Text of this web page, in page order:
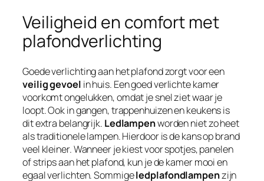
Veiligheid en comfort met
plafondverlichting
Goede verlichting aan het plafond zorgt voor een
veilig gevoel in huis. Een goed verlichte kamer
voorkomt ongelukken, omdat je snel ziet waar je
loopt. Ook in gangen, trappenhuizen en keukens is
dit extra belangrijk. Ledlampenworden niet zo heet
als traditionele lampen. Hierdoor is de kans op brand
veel kleiner. Wanneer je kiest voor spotjes, panelen
of strips aan het plafond, kun je de kamer mooi en
egaal verlichten. Sommigeledplafondlampenzijn